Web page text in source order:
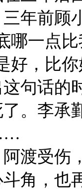
年前顾
哪一点
好，比
句话的
。李承
渡受伤
角，也